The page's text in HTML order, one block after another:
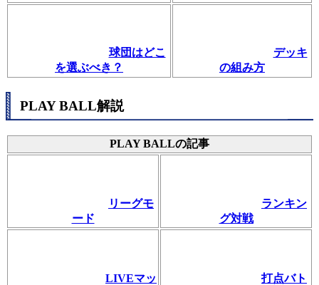
球団はどこ
を選ぶべき？
デッキ
の組み方
PLAY BALL解説
PLAY BALLの記事
リーグモ
ード
ランキン
グ対戦
LIVEマッ
打点バト